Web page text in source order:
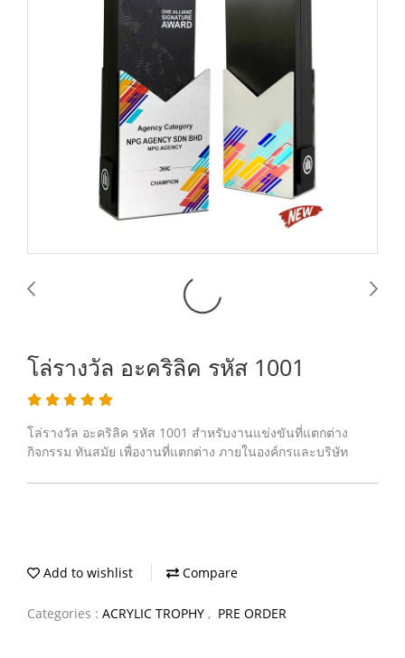
โล่รางวัล อะคริลิค รหัส 1001
โล่รางวัล อะคริลิค รหัส 1001 สำหรับงานแข่งขันที่แตกต่าง
กิจกรรม ทันสมัย เพื่องานที่แตกต่าง ภายในองค์กรและบริษัท
Add to wishlist Compare
Categories : ACRYLIC TROPHY , PRE ORDER